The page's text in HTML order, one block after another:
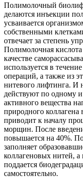
Полимолочный
делаются инъекции
усваивается
собственными
отвечает за степень
Полимолочная кислота
качестве
используется в
операций, а также из
нитевого лифтинга. И
действуют по одному
активного вещества
природного коллагена
приводит к началу
морщин. После
повышается на 40%.
заполняет
коллагеновых нитей, а
поддается
самостоятельно.